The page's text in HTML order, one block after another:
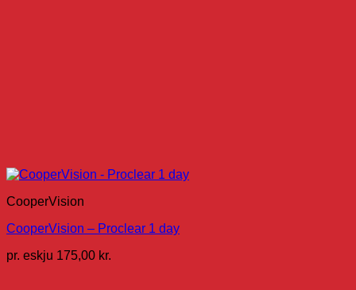
CooperVision
CooperVision – Proclear 1 day
pr. eskju 175,00 kr.